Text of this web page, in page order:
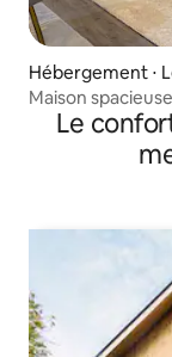
Hébergement ⋅
Maison
clôturée – Lee
Le